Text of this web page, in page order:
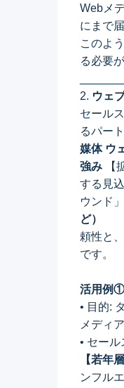
Webメ
にまで
このよ
る必要
2. ウェ
セール
るパー
媒体 ウ
強み 【
する
ウ
ど）
頼性と
活用例①
• 目的:
メディ
• セー
【若年
ンフル